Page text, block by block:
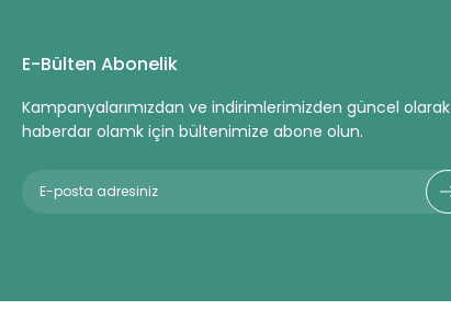
E-Bülten Abonelik
Kampanyalarımızdan ve indirimlerimizden güncel olarak
haberdar olamk için bültenimize abone olun.